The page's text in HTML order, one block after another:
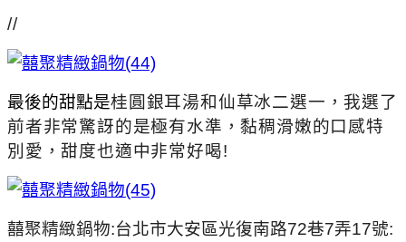
//
最後的甜點是桂圓銀耳湯和仙草冰二選一，我選了
前者非常驚訝的是極有水準，黏稠滑嫩的口感特
別愛，甜度也適中非常好喝!
囍聚精緻鍋物:台北市大安區光復南路72巷7弄17號: